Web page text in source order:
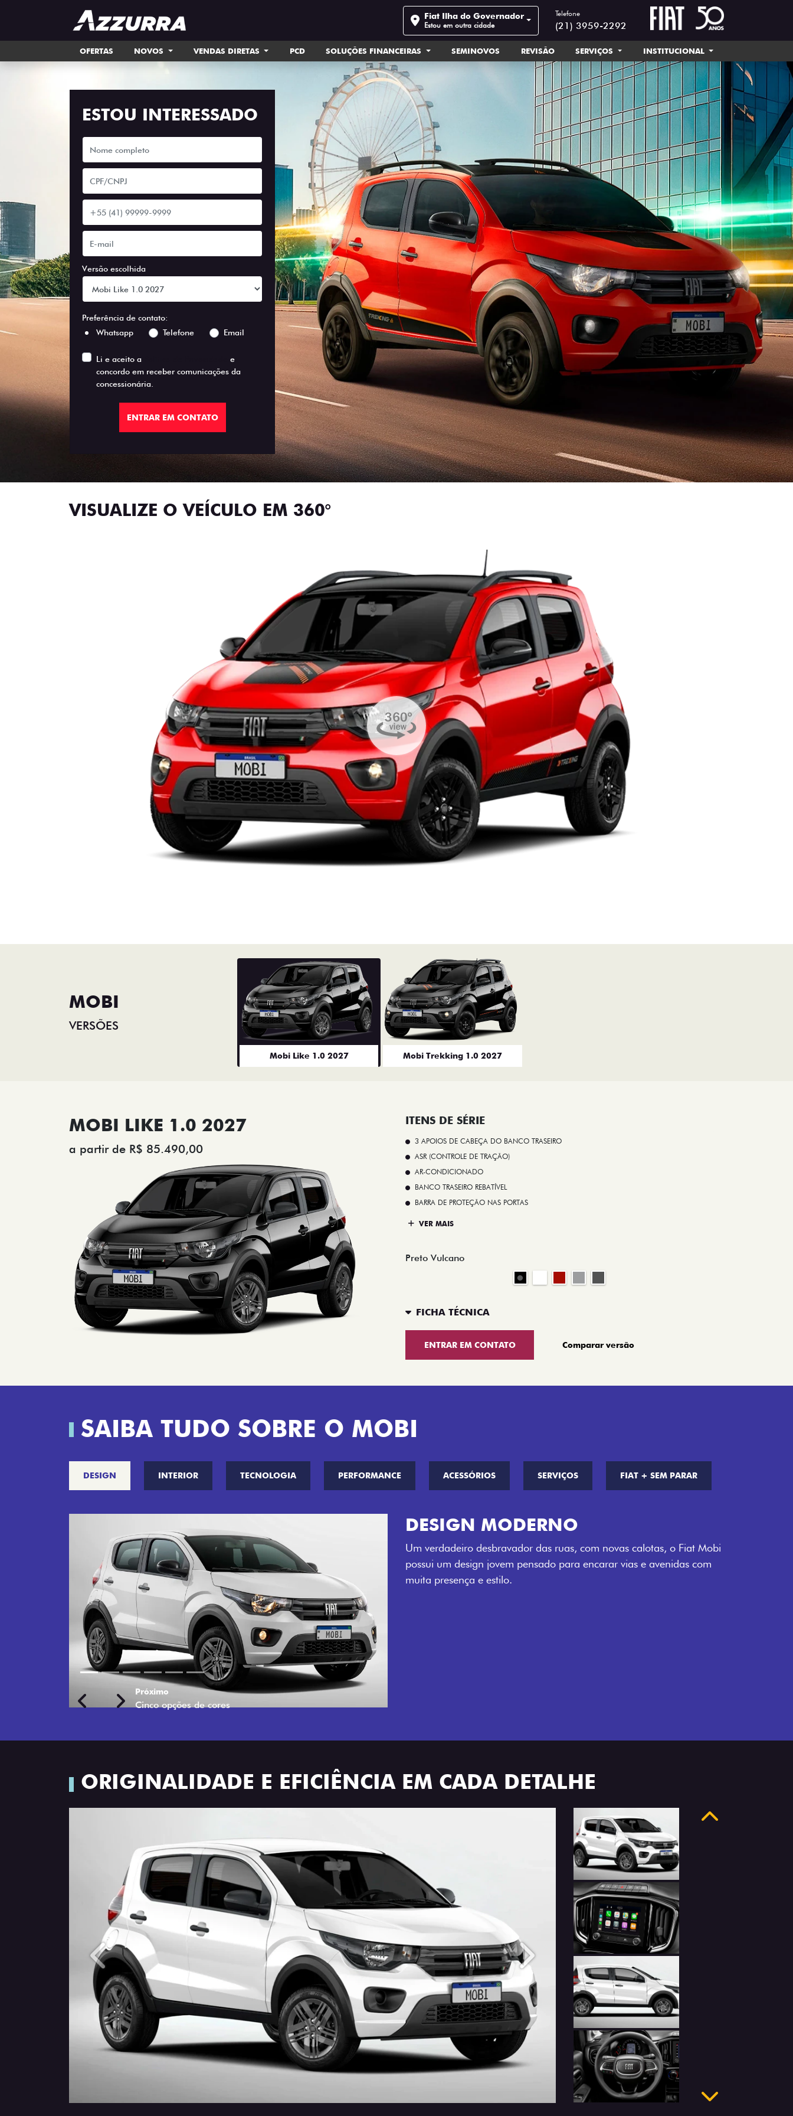
Fiat Ilha do Governador
Estou em outra cidade
Telefone
(21) 3959-2292
OFERTAS NOVOS VENDAS DIRETAS PCD SOLUÇÕES FINANCEIRAS SEMINOVOS REVISÃO SERVIÇOS INSTITUCIONAL
ESTOU INTERESSADO
Versão escolhida
Preferência de contato:
Whatsapp
Telefone Email
Li e aceito a
e
concordo em receber comunicações da
concessionária.
ENTRAR EM CONTATO
VISUALIZE O VEÍCULO EM 360°
MOBI
VERSÕES
Mobi Like 1.0 2027 Mobi Trekking 1.0 2027
MOBI LIKE 1.0 2027
a partir de R$ 85.490,00
ITENS DE SÉRIE
3 APOIOS DE CABEÇA DO BANCO TRASEIRO
ASR (CONTROLE DE TRAÇÃO)
AR-CONDICIONADO
BANCO TRASEIRO REBATÍVEL
BARRA DE PROTEÇÃO NAS PORTAS
VER MAIS
Preto Vulcano
FICHA TÉCNICA
ENTRAR EM CONTATO Comparar versão
SAIBA TUDO SOBRE O MOBI
DESIGN INTERIOR TECNOLOGIA PERFORMANCE ACESSÓRIOS SERVIÇOS FIAT + SEM PARAR
CINCO OPÇÕES DE CORES
O Fiat Mobi tem sempre uma opção de cor que é a sua cara. Escolha
entre o Preto Vulcano, Vermelho Montecarlo, Branco Banchisa, Prata
Bari e Cinza Silverstone.
PreviousNext
ORIGINALIDADE E EFICIÊNCIA EM CADA DETALHE
Anterior Próximo